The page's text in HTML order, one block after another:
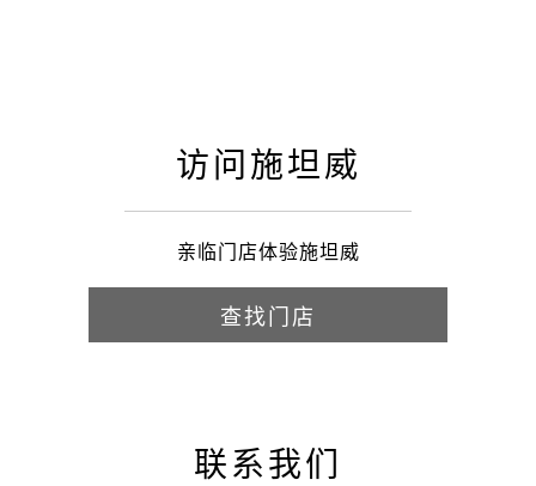
访问施坦威
亲临门店体验施坦威
查找门店
联系我们